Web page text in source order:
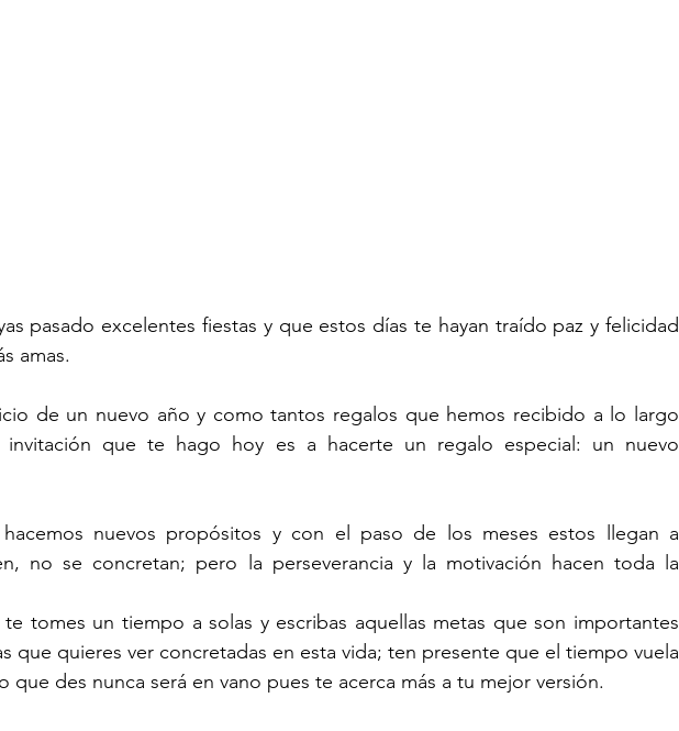
pasado excelentes fiestas y que estos días te hayan traído paz y felicidad
amas.
de un nuevo año y como tantos regalos que hemos recibido a lo largo
que te hago hoy es a hacerte un regalo especial: un nuevo
hacemos nuevos propósitos y con el paso de los meses estos llegan a
no se concretan; pero la perseverancia y la motivación hacen toda la
tomes un tiempo a solas y escribas aquellas metas que son importantes
que quieres ver concretadas en esta vida; ten presente que el tiempo vuela
que des nunca será en vano pues te acerca más a tu mejor versión.